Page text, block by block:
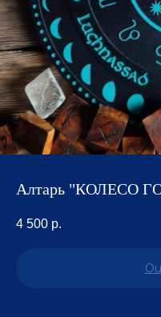
Алтарь "КОЛЕСО
4 500 р.